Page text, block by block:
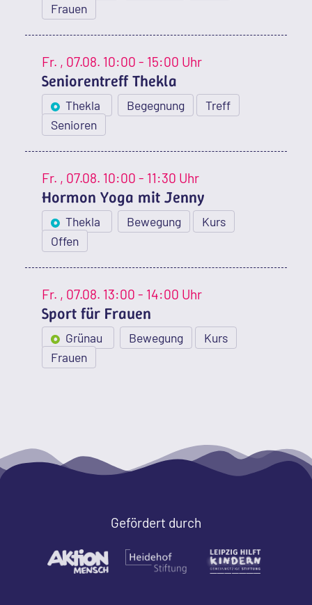
Frauen
Fr. , 07.08. 10:00 - 15:00 Uhr
Seniorentreff Thekla
Thekla Begegnung
Treff
Senioren
Fr. , 07.08. 10:00 - 11:30 Uhr
Hormon Yoga mit Jenny
Thekla Bewegung
Kurs
Offen
Fr. , 07.08. 13:00 - 14:00 Uhr
Sport für Frauen
Grünau Bewegung
Kurs
Frauen
Gefördert durch